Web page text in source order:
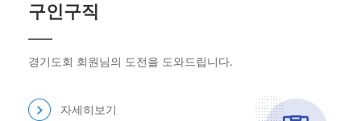
구인구직
경기도회 회원님의 도전을 도와드립니다.
자세히보기